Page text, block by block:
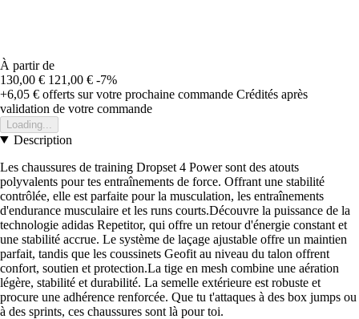
À partir de
130,00 € 121,00 € -7%
+6,05 € offerts sur votre prochaine commande Crédités après
validation de votre commande
Loading...
Description
Les chaussures de training Dropset 4 Power sont des atouts
polyvalents pour tes entraînements de force. Offrant une stabilité
contrôlée, elle est parfaite pour la musculation, les entraînements
d'endurance musculaire et les runs courts.Découvre la puissance de la
technologie adidas Repetitor, qui offre un retour d'énergie constant et
une stabilité accrue. Le système de laçage ajustable offre un maintien
parfait, tandis que les coussinets Geofit au niveau du talon offrent
confort, soutien et protection.La tige en mesh combine une aération
légère, stabilité et durabilité. La semelle extérieure est robuste et
procure une adhérence renforcée. Que tu t'attaques à des box jumps ou
à des sprints, ces chaussures sont là pour toi.